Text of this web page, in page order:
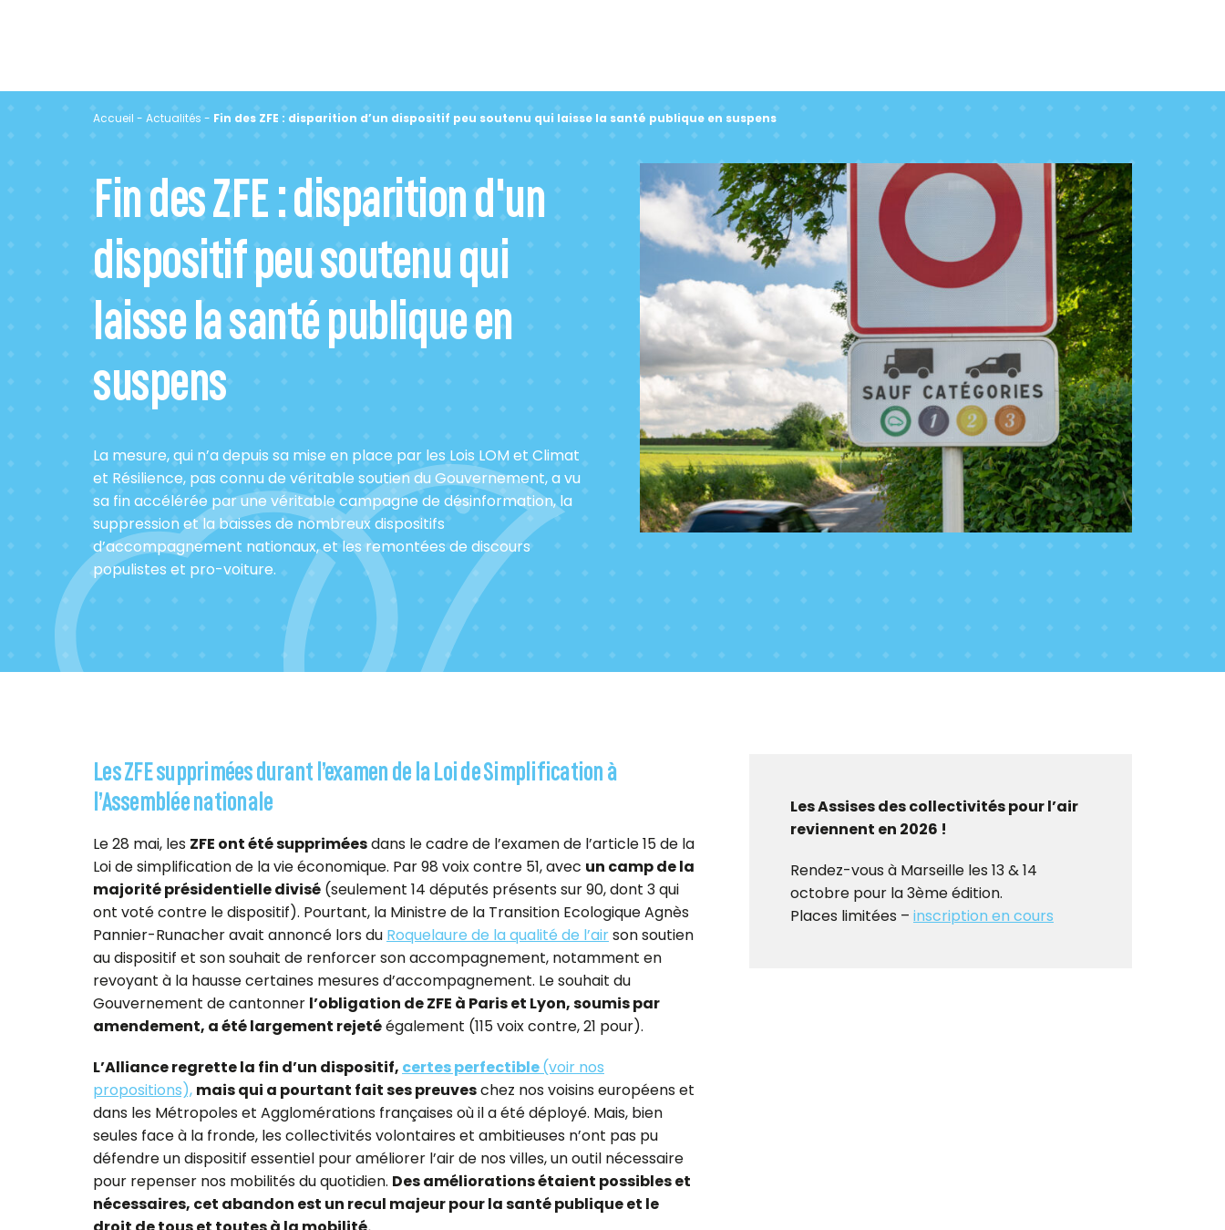
Accueil - Actualités - Fin des ZFE : disparition d’un dispositif peu soutenu qui laisse la santé publique en suspens
Fin des ZFE : disparition d'un
dispositif peu soutenu qui
laisse la santé publique en
suspens
La mesure, qui n’a depuis sa mise en place par les Lois LOM et Climat
et Résilience, pas connu de véritable soutien du Gouvernement, a vu
sa fin accélérée par une véritable campagne de désinformation, la
suppression et la baisses de nombreux dispositifs
d’accompagnement nationaux, et les remontées de discours
populistes et pro-voiture.
Les ZFE supprimées durant l’examen de la Loi de Simplification à
l’Assemblée nationale
Le 28 mai, les ZFE ont été suppriméesdans le cadre de l’examen de l’article 15 de la
Loi de simplification de la vie économique. Par 98 voix contre 51, avec un camp de la
majorité présidentielle divisé (seulement 14 députés présents sur 90, dont 3 qui
ont voté contre le dispositif). Pourtant, la Ministre de la Transition Ecologique Agnès
Pannier-Runacher avait annoncé lors du Roquelaure de la qualité de l’airson soutien
au dispositif et son souhait de renforcer son accompagnement, notamment en
revoyant à la hausse certaines mesures d’accompagnement. Le souhait du
Gouvernement de cantonner l’obligation de ZFE à Paris et Lyon, soumis par
amendement, a été largement rejetéégalement (115 voix contre, 21 pour).
L’Alliance regrette la fin d’un dispositif, certes perfectible(voir nos
propositions), mais qui a pourtant fait ses preuveschez nos voisins européens et
dans les Métropoles et Agglomérations françaises où il a été déployé. Mais, bien
seules face à la fronde, les collectivités volontaires et ambitieuses n’ont pas pu
défendre un dispositif essentiel pour améliorer l’air de nos villes, un outil nécessaire
pour repenser nos mobilités du quotidien. Des améliorations étaient possibles et
nécessaires, cet abandon est un recul majeur pour la santé publique et le
Les Assises des collectivités pour l’air
reviennent en 2026 !
Rendez-vous à Marseille les 13 & 14
octobre pour la 3ème édition.
Places limitées – inscription en cours